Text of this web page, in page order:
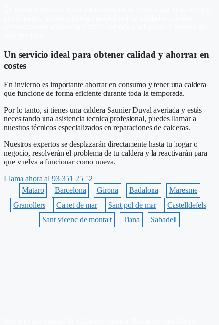
Un servicio ideal para obtener calidad y ahorrar en
costes
En invierno es importante ahorrar en consumo y tener una caldera
que funcione de forma eficiente durante toda la temporada.
Por lo tanto, si tienes una caldera Saunier Duval averiada y estás
necesitando una asistencia técnica profesional, puedes llamar a
nuestros técnicos especializados en reparaciones de calderas.
Nuestros expertos se desplazarán directamente hasta tu hogar o
negocio, resolverán el problema de tu caldera y la reactivarán para
que vuelva a funcionar como nueva.
Llama ahora al 93 351 25 52
Mataro
Barcelona Girona Badalona
Maresme
Granollers
Canet de mar Sant pol de mar
Castelldefels
Sant vicenc de montalt
Tiana Sabadell